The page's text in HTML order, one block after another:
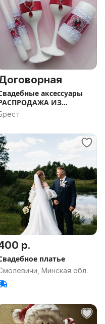
аксессуары
ИЗ
р.
платье
Минская обл.